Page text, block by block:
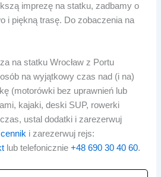
imprezę na statku, zadbamy o
i piękną trasę. Do zobaczenia na
na statku Wrocław z Portu
na wyjątkowy czas nad (i na)
(motorówki bez uprawnień lub
kajaki, deski SUP, rowerki
ustal dodatki i zarezerwuj
cennik i zarezerwuj rejs:
lub telefonicznie+48 690 30 40 60.